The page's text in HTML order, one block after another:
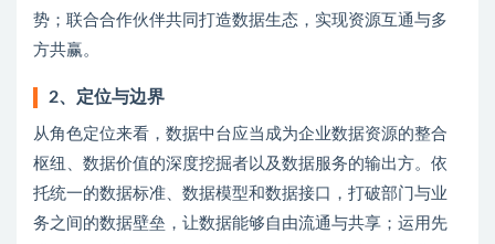
势；联合合作伙伴共同打造数据生态，实现资源互通与多
方共赢。
2、定位与边界
从角色定位来看，数据中台应当成为企业数据资源的整合
枢纽、数据价值的深度挖掘者以及数据服务的输出方。依
托统一的数据标准、数据模型和数据接口，打破部门与业
务之间的数据壁垒，让数据能够自由流通与共享；运用先